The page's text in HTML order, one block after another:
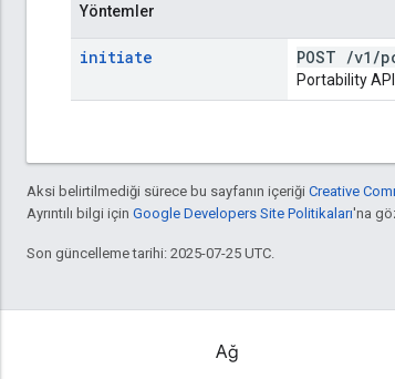
Yöntemler
initiate POST /v1 /
Portability
Aksi belirtilmediği sürece bu sayfanın içeriği Creative
Ayrıntılı bilgi için Google Developers Site Politikaları'na
Son güncelleme tarihi: 2025-07-25 UTC.
Ağ